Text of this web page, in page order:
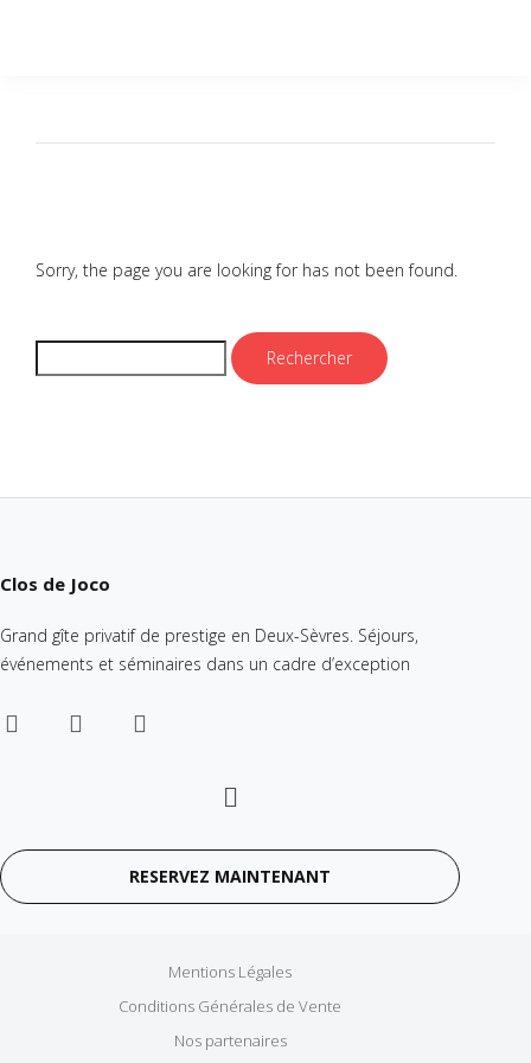
Sorry, the page you are looking for has not been found.
Clos de Joco
Grand gîte privatif de prestige en Deux-Sèvres. Séjours,
événements et séminaires dans un cadre d’exception
RESERVEZ MAINTENANT
Mentions Légales
Conditions Générales de Vente
Nos partenaires